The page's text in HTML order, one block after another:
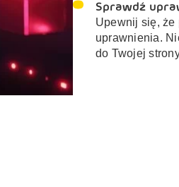
Sprawdź
Upewnij się, że
uprawnienia.
do Twojej